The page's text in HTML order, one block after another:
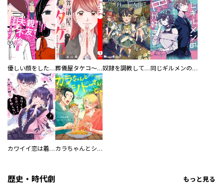
優しい顔をした親友は、夫と不倫して私の家に入り込んできた。 葬儀屋タケコ～あなたの最期、叶えます【電子単行本版】 奴隷を調教してハーレム作る 同じギルメンの声が好き
カワイイ恋は着飾らない カラちゃんとシトーさんと、 【分冊版】
歴史・時代劇 もっと見る